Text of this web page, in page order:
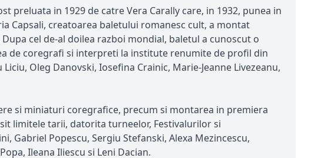
preluata in 1929 de catre Vera Carally care, in 1932, punea in
Capsali, creatoarea baletului romanesc cult, a montat
cel de-al doilea razboi mondial, baletul a cunoscut o
de coregrafi si interpreti la institute renumite de profil din
Oleg Danovski, Iosefina Crainic, Marie-Jeanne Livezeanu,
si miniaturi coregrafice, precum si montarea in premiera
limitele tarii, datorita turneelor, Festivalurilor si
Gabriel Popescu, Sergiu Stefanski, Alexa Mezincescu,
Ileana Iliescu si Leni Dacian.